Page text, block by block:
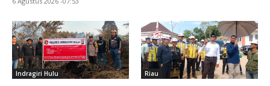
Indragiri Hulu Riau